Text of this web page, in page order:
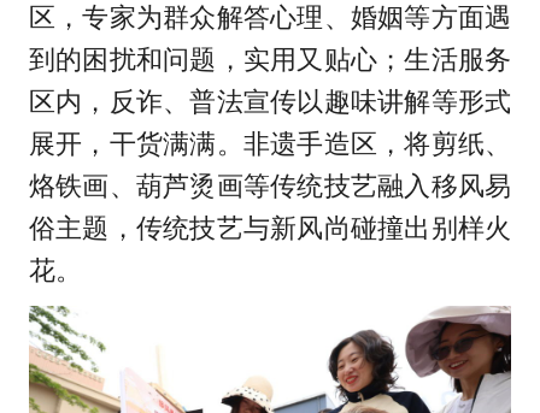
区，专家为群众解答心理、婚姻等方面遇
到的困扰和问题，实用又贴心；生活服务
区内，反诈、普法宣传以趣味讲解等形式
展开，干货满满。非遗手造区，将剪纸、
烙铁画、葫芦烫画等传统技艺融入移风易
俗主题，传统技艺与新风尚碰撞出别样火
花。